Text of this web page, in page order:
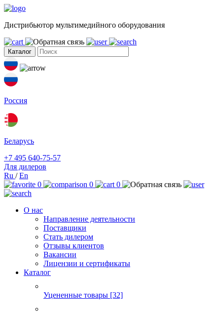
Дистрибьютор мультимедийного оборудования
Каталог
Россия
Беларусь
+7 495 640-75-57
Для дилеров
Ru /En
0
0 0
О нас
Направление деятельности
Поставщики
Стать дилером
Отзывы клиентов
Вакансии
Лицензии и сертификаты
Каталог
Уцененные товары [32]